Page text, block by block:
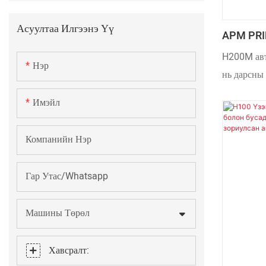
Асуултаа Илгээнэ Үү
Нэр
Имэйл
Компанийн Нэр
Гар Утас/Whatsapp
Машины Төрөл
Хавсралт:
APM
Сайхны
Хэвлэх
Машин.
H200M
нь дарсны